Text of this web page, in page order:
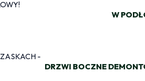
W
DRZWI BOCZNE